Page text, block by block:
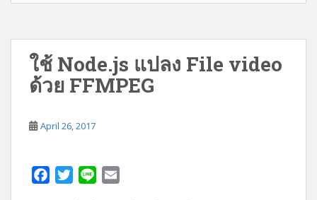
ใช้ Node.js แปลง File video
ด้วย FFMPEG
April 26, 2017